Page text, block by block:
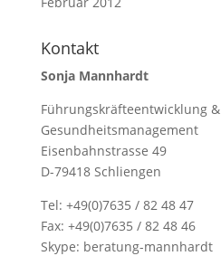
Kontakt
Sonja Mannhardt
Führungskräfteentwicklung &
Gesundheitsmanagement
Eisenbahnstrasse 49
D-79418 Schliengen
Tel: +49(0)7635 / 82 48 47
Fax: +49(0)7635 / 82 48 46
Skype: beratung-mannhardt